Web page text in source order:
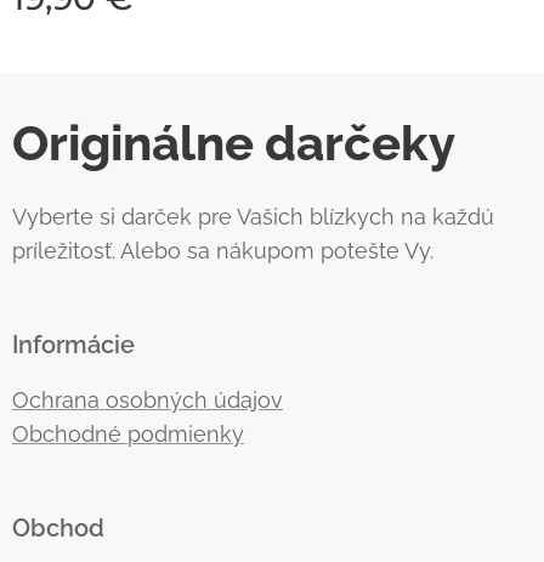
Originálne darčeky
Vyberte si darček pre Vašich blízkych na každú
príležitosť. Alebo sa nákupom potešte Vy.
Informácie
Ochrana osobných údajov
Obchodné podmienky
Obchod